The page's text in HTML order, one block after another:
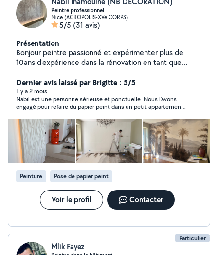
Peintre professionnel
Nice (ACROPOLIS-XVe CORPS)
5/5 (31 avis)
Présentation
Bonjour peintre passionné et expérimenter plus de
10ans d'expérience dans la rénovation en tant que
eaux .
Dernier avis laissé par Brigitte : 5/5
Il y a 2 mois
Nabil est une personne sérieuse et ponctuelle. Nous l'avons
engagé pour refaire du papier peint dans un petit appartement.
pièce une fois fini. Je referai appel à lui si j'ai besoin les yeux
fermés.
Peinture Pose de papier peint
Voir le profil Contacter
Particulier
Mlik Fayez